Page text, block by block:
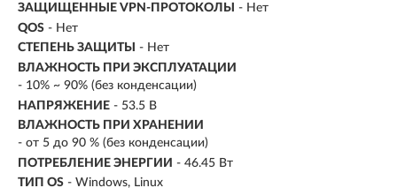
ЗАЩИЩЕННЫЕ VPN-ПРОТОКОЛЫ
- Нет
QOS - Нет
СТЕПЕНЬ ЗАЩИТЫ
- Нет
ВЛАЖНОСТЬ ПРИ ЭКСПЛУАТАЦИИ
- 10% ~ 90% (без конденсации)
НАПРЯЖЕНИЕ - 53.5 В
ВЛАЖНОСТЬ ПРИ ХРАНЕНИИ
- от 5 до 90 % (без конденсации)
ПОТРЕБЛЕНИЕ ЭНЕРГИИ - 46.45 Вт
ТИП OS - Windows, Linux